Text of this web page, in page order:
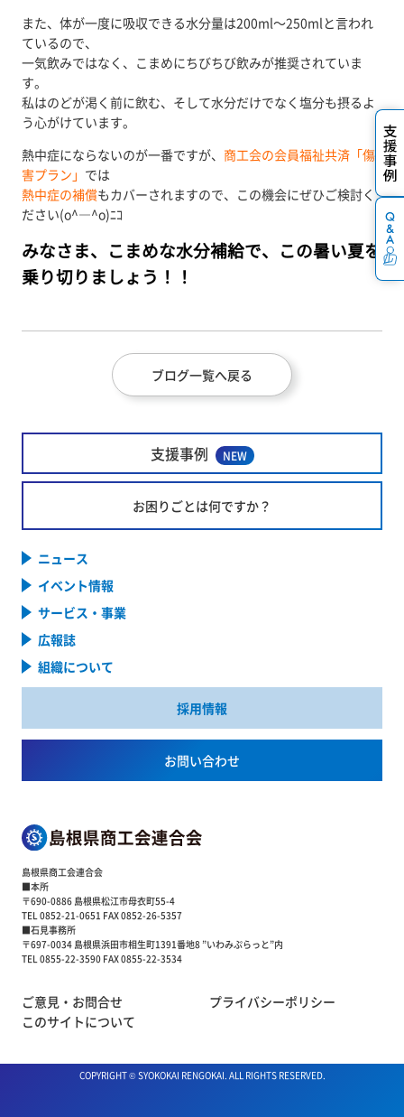
また、体が一度に吸収できる水分量は200ml～250mlと言われ
ているので、
一気飲みではなく、こまめにちびちび飲みが推奨されていま
す。
私はのどが渇く前に飲む、そして水分だけでなく塩分も摂るよ
う心がけています。
熱中症にならないのが一番ですが、 商工会の会員福祉共済「傷
害プラン」 では
熱中症の補償もカバーされますので、この機会にぜひご検討く
ださい(o^―^o)ﾆｺ
みなさま、こまめな水分補給で、この暑い夏を
乗り切りましょう！！
ブログ一覧へ戻る
支援事例 NEW
お困りごとは何ですか？
ニュース
イベント情報
サービス・事業
広報誌
組織について
採用情報
お問い合わせ
島根県商工会連合会
■本所
〒690-0886 島根県松江市母衣町55-4
TEL 0852-21-0651 FAX 0852-26-5357
■石見事務所
〒697-0034 島根県浜田市相生町1391番地8 ”いわみぷらっと”内
TEL 0855-22-3590 FAX 0855-22-3534
ご意見・お問合せ
プライバシーポリシー
このサイトについて
COPYRIGHT © SYOKOKAI RENGOKAI. ALL RIGHTS RESERVED.